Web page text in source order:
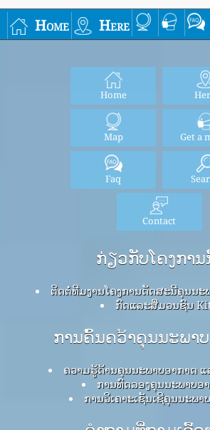
Home Here
Home
Map Get a
Faq
Contact
ກ່ຽວກັບໂຄງກາ
ຕິດຕໍ່ທີມງານໂຄງການດັດສະນີຄຸນນະ
ກົດ​ແລະ​ສື່​ມວນ​ຊົນ
ການຄົ້ນຄວ້າຄຸນນະພາ
ຄວາມຮູ້ດ້ານຄຸນນະພາບອາກາດ
ການທົດລອງຄຸນນະພາບອ
ການວິເຄາະເຊັນເຊີຄຸນນະພາ